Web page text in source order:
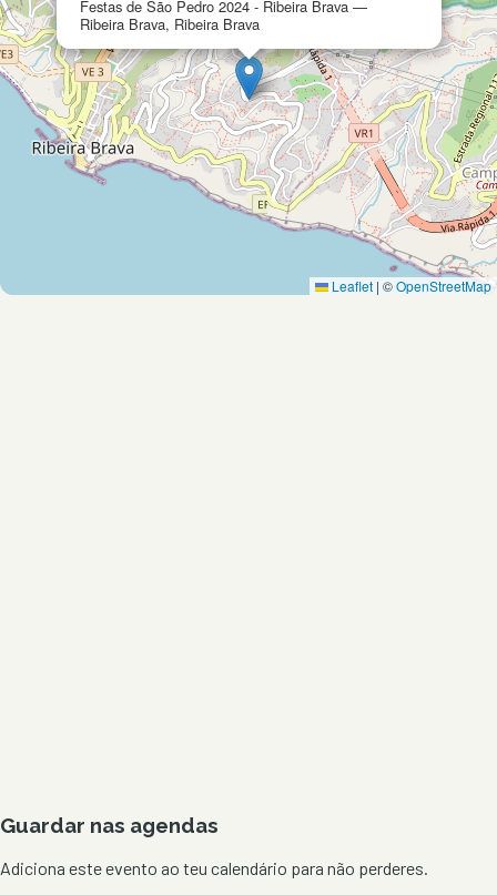
Festas de São Pedro 2024 - Ribeira Brava —
Ribeira Brava, Ribeira Brava
Leaflet | ©OpenStreetMap
Guardar nas agendas
Adiciona este evento ao teu calendário para não perderes.